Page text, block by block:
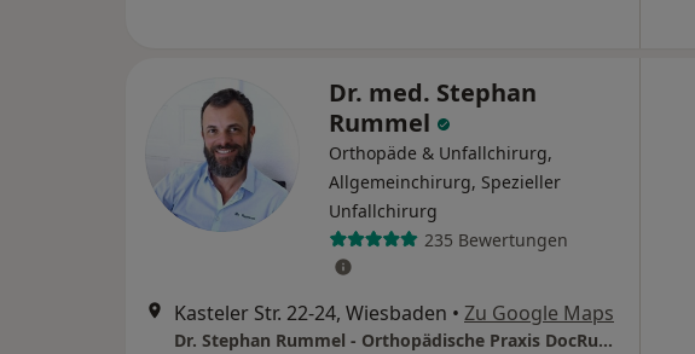
Dr. med. Stephan
Rummel
Orthopäde & Unfallchirurg,
Allgemeinchirurg, Spezieller
Unfallchirurg
235 Bewertungen
Kasteler Str. 22-24, Wiesbaden • Zu Google Maps
Dr. Stephan Rummel - Orthopädische Praxis DocRummel